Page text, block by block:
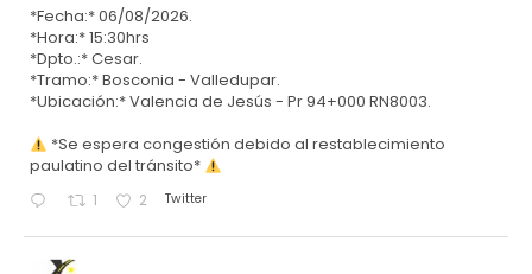
*Fecha:* 06/08/2026.
*Hora:* 15:30hrs
*Dpto.:* Cesar.
*Tramo:* Bosconia - Valledupar.
*Ubicación:* Valencia de Jesús - Pr 94+000 RN8003.
*Se espera congestión debido al restablecimiento
paulatino del tránsito*
1 2 Twitter